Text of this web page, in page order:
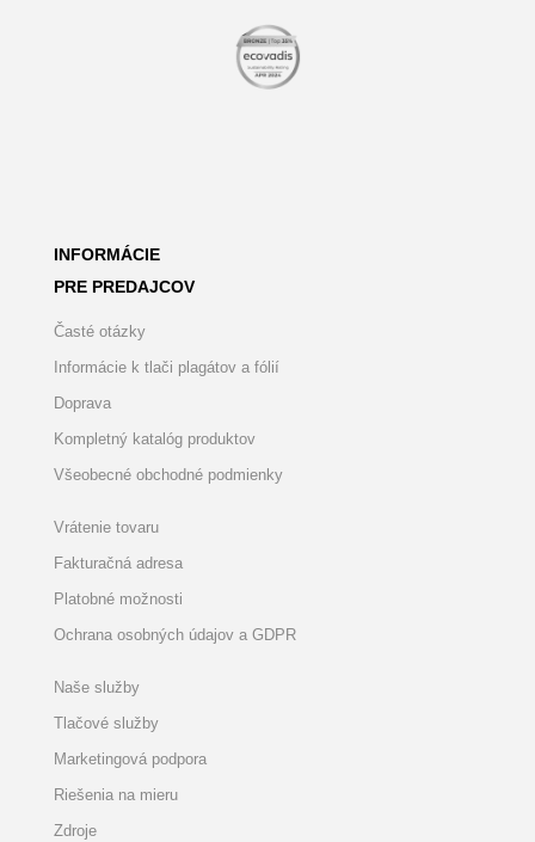
INFORMÁCIE
PRE PREDAJCOV
Časté otázky
Informácie k tlači plagátov a fólií
Doprava
Kompletný katalóg produktov
Všeobecné obchodné podmienky
Vrátenie tovaru
Fakturačná adresa
Platobné možnosti
Ochrana osobných údajov a GDPR
Naše služby
Tlačové služby
Marketingová podpora
Riešenia na mieru
Zdroje